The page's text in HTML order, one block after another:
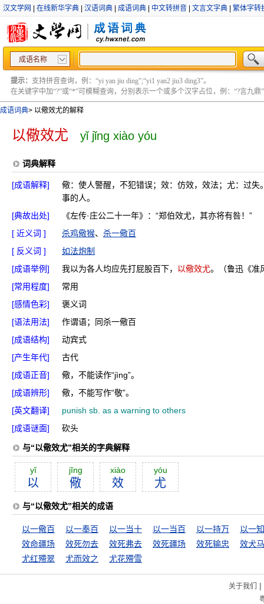
汉文学网 在线新华字典 汉语词典 成语词典 中文转拼音 文言文字典 繁体字转
成语名称
提示： 支持拼音查询，例：“yi yan jiu ding”;“yi1 yan2 jiu3 ding3”。
在关键字中加“?”或“*”可模糊查询，分别表示一个或多个汉字占位，例：“?言九鼎”
成语词典> 以儆效尤的解释
以儆效尤 yǐ jǐng xiào yóu
词典解释
[成语解释]
儆：使人警醒，不犯错误；效：仿效，效法；尤：过
事的人。
[典故出处]
《左传·庄公二十一年》：“郑伯效尤，其亦将有咎！”
[ 近义词 ]
杀鸡儆猴、 杀一儆百
[ 反义词 ]
如法炮制
[成语举例]
我以为各人均应先打屁股百下， 以儆效尤。（鲁迅《准
[常用程度]
常用
[感情色彩]
褒义词
[语法用法]
作谓语；同杀一儆百
[成语结构]
动宾式
[产生年代]
古代
[成语正音]
儆，不能读作“jìnɡ”。
[成语辨形]
儆，不能写作“敬”。
[英文翻译]
punish sb. as a warning to others
[成语谜面]
砍头
与“以儆效尤”相关的字典解释
yĭ
以
jĭng
儆
xiào
效
yóu
尤
与“以儆效尤”相关的成语
以一儆百 以一奉百 以一当十 以一当百 以一持万
以一
效命疆场
效死勿去 效死弗去 效死疆场 效死输忠
效犬
尤红殢翠
尤而效之 尤花殢雪
关于我们 |